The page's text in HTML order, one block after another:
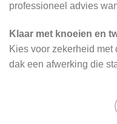
professioneel advies
Klaar met knoeien en
Kies voor zekerheid
dak een afwerking die